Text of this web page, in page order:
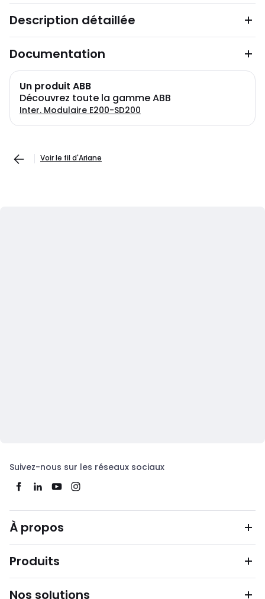
Description détaillée
Documentation
Un produit ABB
Découvrez toute la gamme ABB
Inter. Modulaire E200-SD200
Voir le fil d'Ariane
Suivez-nous sur les réseaux sociaux
À propos
Produits
Nos solutions